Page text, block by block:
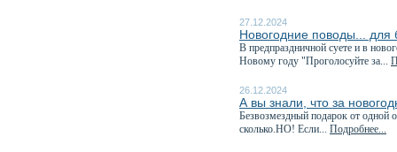
27.12.2024
Новогодние поводы... для
В предпраздничной суете и в
Новому году "Проголосуйте за...
26.12.2024
А вы знали, что за
Безвозмездный подарок от одной
сколько.НО! Если... Подробнее...